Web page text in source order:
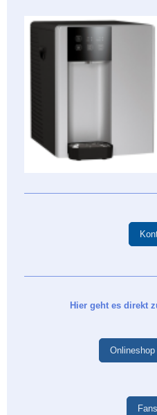
Hier geht es direkt